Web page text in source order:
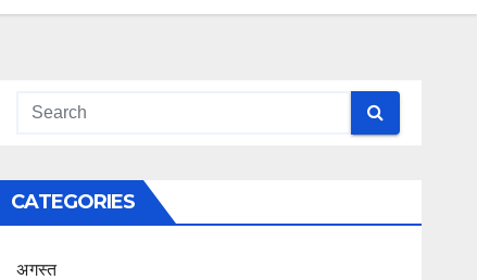
CATEGORIES
अगस्त